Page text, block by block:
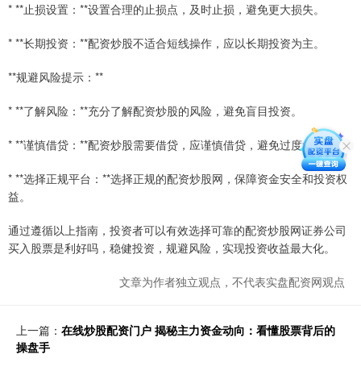
* **止损设置：**设置合理的止损点，及时止损，避免更大损失。
* **长期投资：**配资炒股不适合短线操作，应以长期投资为主。
**规避风险提示：**
* **了解风险：**充分了解配资炒股的风险，避免盲目投资。
* **谨慎借贷：**配资炒股需要借贷，应谨慎借贷，避免过度负债。
* **选择正规平台：**选择正规的配资炒股网，保障资金安全和投资权
益。
通过遵循以上指南，投资者可以有效选择可靠的配资炒股网证券公司
买入股票是利好吗，稳健投资，规避风险，实现投资收益最大化。
文章为作者独立观点，不代表实盘配资网观点
上一篇： 在线炒股配资门户 揭秘主力资金动向：看懂股票背后的
操盘手